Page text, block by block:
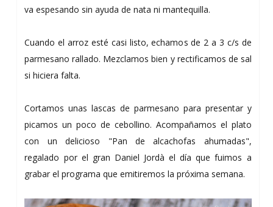
va espesando sin ayuda de nata ni mantequilla.
Cuando el arroz esté casi listo, echamos de 2 a 3 c/s de
parmesano rallado. Mezclamos bien y rectificamos de sal
si hiciera falta.
Cortamos unas lascas de parmesano para presentar y
picamos un poco de cebollino. Acompañamos el plato
con un delicioso "Pan de alcachofas ahumadas",
regalado por el gran Daniel Jordà el día que fuimos a
grabar el programa que emitiremos la próxima semana.